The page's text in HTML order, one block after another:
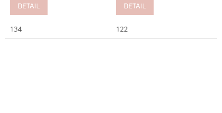
DETAIL
134
DETAIL
122